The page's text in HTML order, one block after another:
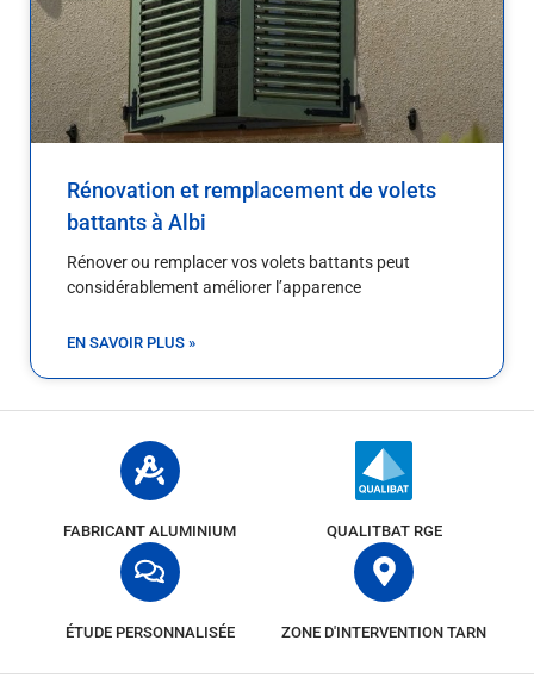
Rénovation et remplacement de volets
battants à Albi
Rénover ou remplacer vos volets battants peut
considérablement améliorer l’apparence
EN SAVOIR PLUS »
FABRICANT ALUMINIUM QUALITBAT RGE
ÉTUDE PERSONNALISÉE ZONE D'INTERVENTION TARN